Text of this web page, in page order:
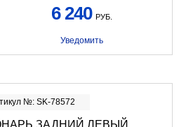
6 240 РУБ.
Уведомить
№: SK-78572
ЗАДНИЙ ЛЕВЫЙ